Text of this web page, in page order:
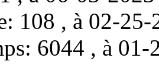
108 , à 02-
6044 , à